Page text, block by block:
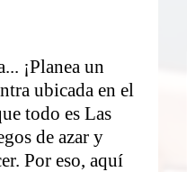
TRAVEL
¡Planea un
ubicada en el
todo es Las
de azar y
Por eso, aquí